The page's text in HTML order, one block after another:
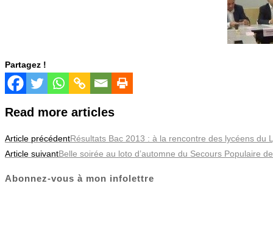
Partagez !
Read more articles
Article précédentRésultats Bac 2013 : à la rencontre des lycéens du
Article suivantBelle soirée au loto d’automne du Secours Populaire
Abonnez-vous à mon infolettre